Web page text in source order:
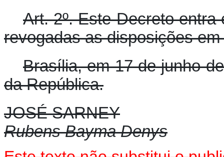
Art. 2º. Este Decreto
revogadas as disposições
Brasília, em 17 de junho
da República.
JOSÉ SARNEY
Rubens Bayma Denys